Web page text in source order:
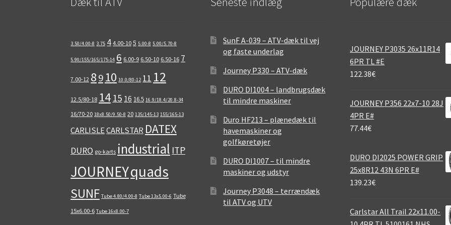
3.50/4.00-8 3.75 4 4.00-10 5 5.00-8 5.00/5.70-8
5.90/155/165/175-14 6 6.00-9 6.50-10 6.50-16 7
7.00-12 8910 10.0/80-12 11 12
12.5/80-18 14 15 16 16.5 16.9/18.4/20.8-34
16/70-20 18x8.50/9.50-8 20 135/145-13 155/165-13
CARLISLECARLSTAR DATEX
DURO go-karts industrial ITP
JOURNEYquads
SUNF Tube 4.80/4.00-8 Tube 13x5.00-6 Tube
15x6.00-6 Tube 16x8.00-7
SunF A-039 – ATV-dæk til vej
og faste underlag
Journey P330 – ATV-dæk
DURO DI1004 – landbrugsdæk
til mindre maskiner
Duro HF213 – plænedæk til
havemaskiner og
golfkøretøjer
DURO DI1007 – til mindre
maskiner og udstyr
Journey P3048 – terrændæk
til ATV og UTV
JOURNEY P3035 26x11R14
6PR TL #E
122.38€
JOURNEY P356 22x7-10 28J
4PR E#
77.44€
DURO DI2025 POWER GRIP
25x8R12 43N 6PR E#
139.23€
Carlstar All Trail 22x11.00-